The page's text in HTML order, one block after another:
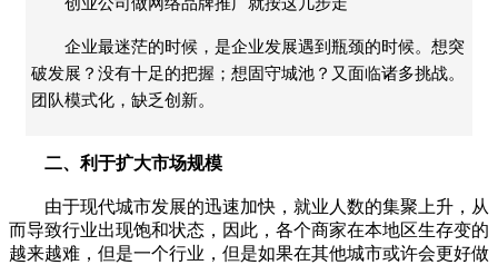
企业最迷茫的时候，是企业发展遇到瓶颈的时候。想突
破发展？没有十足的把握；想固守城池？又面临诸多挑战。
团队模式化，缺乏创新。
二、利于扩大市场规模
由于现代城市发展的迅速加快，就业人数的集聚上升，从
而导致行业出现饱和状态，因此，各个商家在本地区生存变的
越来越难，但是一个行业，但是如果在其他城市或许会更好做